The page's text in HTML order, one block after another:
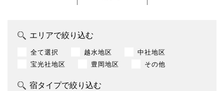
エリアで絞り込む
全て選択 越水地区
中社地区
宝光社地区
豊岡地区 その他
宿タイプで絞り込む